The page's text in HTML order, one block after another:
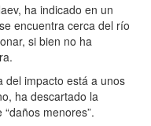
ha indicado en un
encuentra cerca del río
si bien no ha
del impacto está a unos
ha descartado la
menores”.